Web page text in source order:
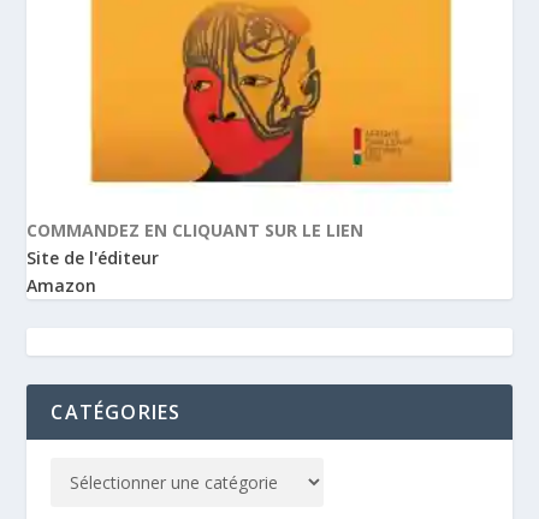
COMMANDEZ EN CLIQUANT SUR LE LIEN
Site de l'éditeur
Amazon
CATÉGORIES